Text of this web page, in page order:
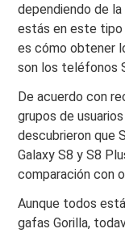
dependiendo de
estás en este tipo
es cómo obtener
son los teléfonos
De acuerdo con
grupos de
descubrieron que
Galaxy S8 y S8
comparación con
Aunque todos
gafas Gorilla,